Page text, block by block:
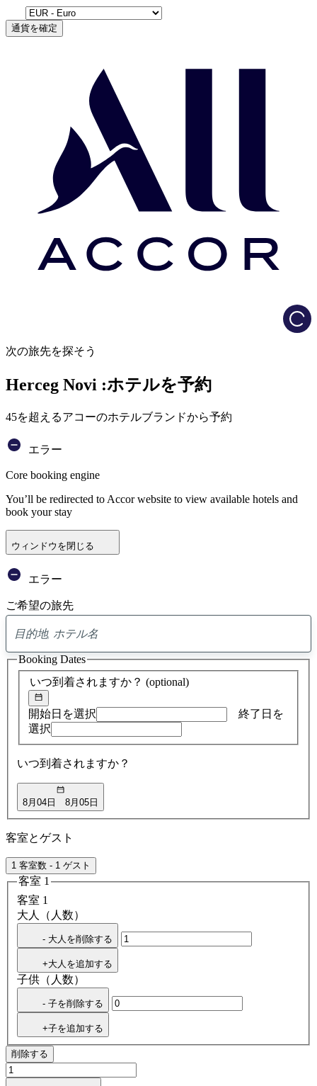
通貨を確定
次の旅先を探そう
Herceg Novi :ホテルを予約
45を超えるアコーのホテルブランドから予約
エラー
Core booking engine
You’ll be redirected to Accor website to view available hotels and
book your stay
ウィンドウを閉じる
エラー
ご希望の旅先
ア
ド
バ
イ
検
索
いつ到着されますか？ (optional)
開始日を選択
終了日を
選択
いつ到着されますか？
8月04日 8月05日
Booking Dates
客室とゲスト
1 客室数 - 1 ゲスト
客室 1
客室 1
大人（人数）
- 大人を削除する
+大人を追加する
子供（人数）
- 子を削除する
+子を追加する
削除する